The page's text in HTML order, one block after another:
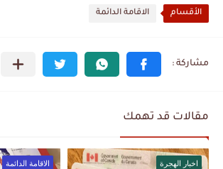
الأقسام الاقامة الدائمة
مقالات قد تهمك
اخبار الهجرة الاقامة الدائمة